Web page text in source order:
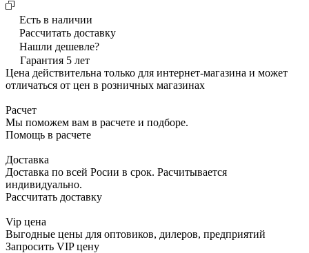
Есть в наличии
Рассчитать доставку
Нашли дешевле?
Гарантия 5 лет
Цена действительна только для интернет-магазина и может
отличаться от цен в розничных магазинах
Расчет
Мы поможем вам в расчете и подборе.
Помощь в расчете
Доставка
Доставка по всей Росии в срок. Расчитывается
индивидуально.
Рассчитать доставку
Vip цена
Выгодные цены для оптовиков, дилеров, предприятий
Запросить VIP цену